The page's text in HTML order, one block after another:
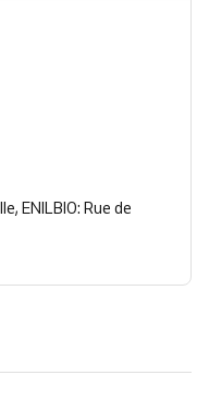
ENILBIO: Rue de